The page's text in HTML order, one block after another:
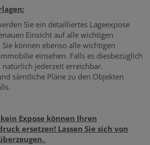
Sie ein detailliertes Lageexpose
Einsicht auf alle wichtigen
können ebenso alle wichtigen
einsehen. Falls es diesbezüglich
natürlich jederzeit erreichbar.
sämtliche Pläne zu den Objekten
Expose können Ihren
ersetzen! Lassen Sie sich von